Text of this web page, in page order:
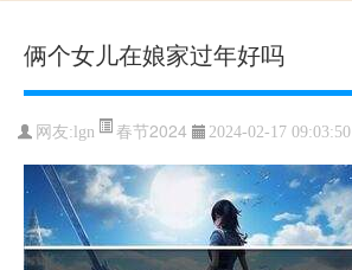
俩个女儿在娘家过年好吗
网友:lgn 春节2024 2024-02-17 09:03:50